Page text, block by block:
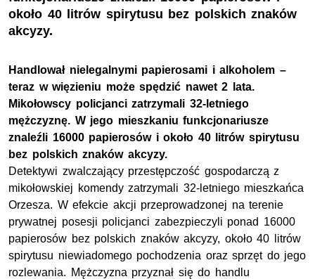
około 40 litrów spirytusu bez polskich znaków
akcyzy.
Handlował nielegalnymi papierosami i alkoholem –
teraz w więzieniu może spędzić nawet 2 lata.
Mikołowscy policjanci zatrzymali 32-letniego
mężczyznę. W jego mieszkaniu funkcjonariusze
znaleźli 16000 papierosów i około 40 litrów spirytusu
bez polskich znaków akcyzy.
Detektywi zwalczający przestępczość gospodarczą z
mikołowskiej komendy zatrzymali 32-letniego mieszkańca
Orzesza. W efekcie akcji przeprowadzonej na terenie
prywatnej posesji policjanci zabezpieczyli ponad 16000
papierosów bez polskich znaków akcyzy, około 40 litrów
spirytusu niewiadomego pochodzenia oraz sprzęt do jego
rozlewania. Mężczyzna przyznał się do handlu